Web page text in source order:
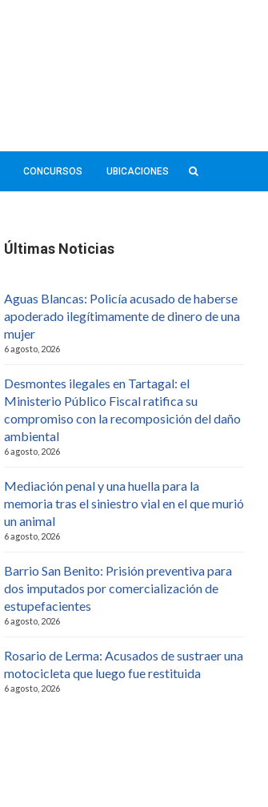
CONCURSOS UBICACIONES
Últimas Noticias
Aguas Blancas: Policía acusado de haberse
apoderado ilegítimamente de dinero de una
mujer
6 agosto, 2026
Desmontes ilegales en Tartagal: el
Ministerio Público Fiscal ratifica su
compromiso con la recomposición del daño
ambiental
6 agosto, 2026
Mediación penal y una huella para la
memoria tras el siniestro vial en el que murió
un animal
6 agosto, 2026
Barrio San Benito: Prisión preventiva para
dos imputados por comercialización de
estupefacientes
6 agosto, 2026
Rosario de Lerma: Acusados de sustraer una
motocicleta que luego fue restituida
6 agosto, 2026